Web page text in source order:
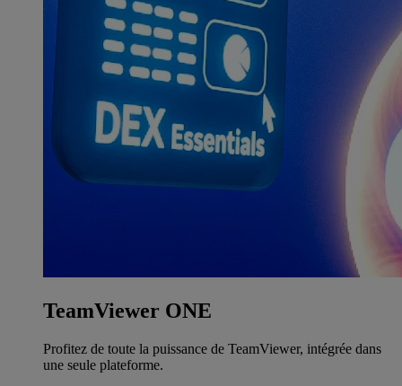
TeamViewer ONE
Profitez de toute la puissance de TeamViewer, intégrée dans
une seule plateforme.